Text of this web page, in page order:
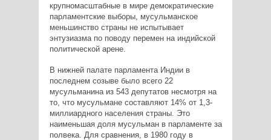
крупномасштабные в мире демократические
парламентские выборы, мусульманское
меньшинство страны не испытывает
энтузиазма по поводу перемен на индийской
политической арене.
В нижней палате парламента Индии в
последнем созыве было всего 22
мусульманина из 543 депутатов несмотря на
то, что мусульмане составляют 14% от 1,3-
миллиардного населения страны. Это
наименьшая доля мусульман в парламенте за
полвека. Для сравнения, в 1980 году в